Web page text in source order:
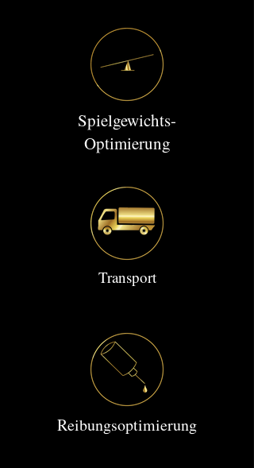
Spielgewichts-
Optimierung
Transport
Reibungsoptimierung